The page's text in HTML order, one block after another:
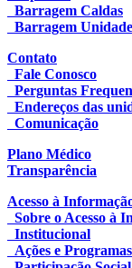
Barragem Caldas
Barragem
Contato
Fale Conosco
Perguntas
Endereços das
Comunicação
Plano Médico
Transparência
Acesso à
Sobre o Acesso à
Institucional
Ações e Programas